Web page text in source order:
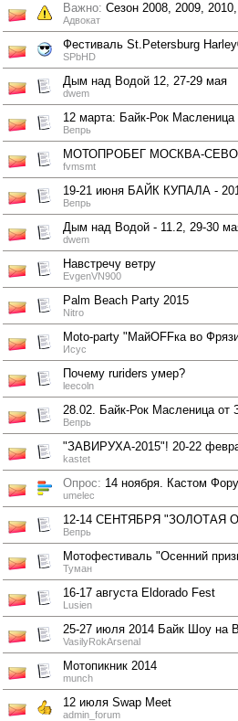
Важно: Сезон 2008, 2009,
Адвокат
Фестиваль St.Petersburg
SPbHD
Дым над Водой 12, 27-29 мая
dwem
12 марта: Байк-Рок Масленица
Вепрь
МОТОПРОБЕГ МОСКВА-
fvmsmt
19-21 июня БАЙК КУПАЛА -
Вепрь
Дым над Водой - 11.2, 29-30
dwem
Навстречу ветру
EvgenVN900
Palm Beach Party 2015
Nitro
Moto-party "МайOFFка во
Исус
Почему ruriders умер?
leecoln
28.02. Байк-Рок Масленица от
Вепрь
"ЗАВИРУХА-2015"! 20-22
kastet
Опрос: 14 ноября. Кастом
umelec
12-14 СЕНТЯБРЯ "ЗОЛОТАЯ
Вепрь
Мотофестиваль "Осенний
Туман
16-17 августа Eldorado Fest
Lusien
25-27 июля 2014 Байк Шоу на
VasilyRokArsenal
Мотопикник 2014
munch
12 июля Swap Meet
admin_forum